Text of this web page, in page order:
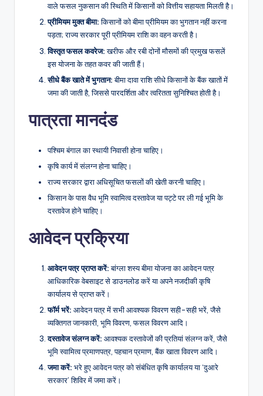
वाले फसल नुकसान की स्थिति में किसानों को वित्तीय सहायता मिलती है।
प्रीमियम मुक्त बीमा:किसानों को बीमा प्रीमियम का भुगतान नहीं करना
पड़ता; राज्य सरकार पूरी प्रीमियम राशि का वहन करती है।
विस्तृत फसल कवरेज:खरीफ और रबी दोनों मौसमों की प्रमुख फसलें
इस योजना के तहत कवर की जाती हैं।
सीधे बैंक खाते में भुगतान:बीमा दावा राशि सीधे किसानों के बैंक खातों में
जमा की जाती है, जिससे पारदर्शिता और त्वरितता सुनिश्चित होती है।
पात्रता मानदंड
पश्चिम बंगाल का स्थायी निवासी होना चाहिए।
कृषि कार्य में संलग्न होना चाहिए।
राज्य सरकार द्वारा अधिसूचित फसलों की खेती करनी चाहिए।
किसान के पास वैध भूमि स्वामित्व दस्तावेज या पट्टे पर ली गई भूमि के
दस्तावेज होने चाहिए।
आवेदन प्रक्रिया
आवेदन पत्र प्राप्त करें:बांग्ला शस्य बीमा योजना का आवेदन पत्र
आधिकारिक वेबसाइट से डाउनलोड करें या अपने नजदीकी कृषि
कार्यालय से प्राप्त करें।
फॉर्म भरें: आवेदन पत्र में सभी आवश्यक विवरण सही-सही भरें, जैसे
व्यक्तिगत जानकारी, भूमि विवरण, फसल विवरण आदि।
दस्तावेज संलग्न करें: आवश्यक दस्तावेजों की प्रतियां संलग्न करें, जैसे
भूमि स्वामित्व प्रमाणपत्र, पहचान प्रमाण, बैंक खाता विवरण आदि।
जमा करें: भरे हुए आवेदन पत्र को संबंधित कृषि कार्यालय या ‘दुआरे
सरकार’ शिविर में जमा करें।